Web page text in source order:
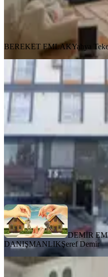
BEREKET EMLAKYahya
BEREKET EMLAKYahya
YENİ
Yeni
Merkez,
·
DEMİR EMLAK
Ara
DEMİR
DANIŞMANLIKŞeref Demir
YENİ
Sanayi